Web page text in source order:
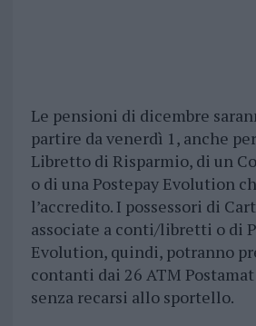
Le pensioni di dicembre
partire da venerdì 1, anche
Libretto di Risparmio, di un
o di una Postepay Evolution
l’accredito. I possessori di
associate a conti/libretti o di
Evolution, quindi, potranno
contanti dai 26 ATM
senza recarsi allo sportello.